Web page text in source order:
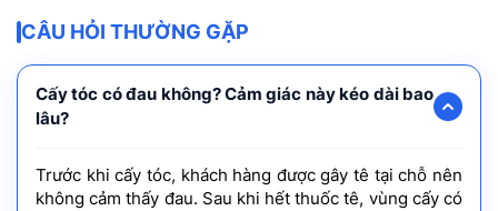
CÂU HỎI THƯỜNG GẶP
Cấy tóc có đau không? Cảm giác này kéo dài bao
lâu?
Trước khi cấy tóc, khách hàng được gây tê tại chỗ nên
không cảm thấy đau. Sau khi hết thuốc tê, vùng cấy có